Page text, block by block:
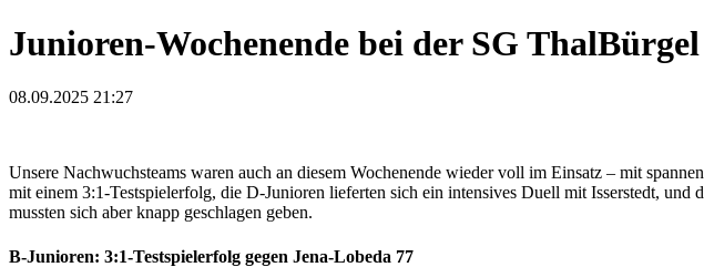
Junioren-Wochenende bei der SG ThalBürgel
08.09.2025 21:27
Unsere Nachwuchsteams waren auch an diesem Wochenende wieder voll im Einsatz – mit
mit einem 3:1-Testspielerfolg, die D-Junioren lieferten sich ein intensives Duell mit Isserstedt,
mussten sich aber knapp geschlagen geben.
B-Junioren: 3:1-Testspielerfolg gegen Jena-Lobeda 77